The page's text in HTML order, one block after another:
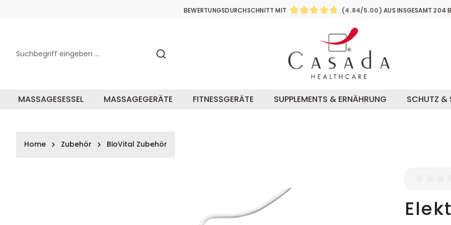
Hauptinhalt
Footer
BEWERTUNGSDURCHSCHNITT MIT (4.84/5.00) AUS INSGESAMT 204
MASSAGESESSEL MASSAGEGERÄTE FITNESSGERÄTE SUPPLEMENTS & ERNÄHRUNG SCHUTZ &
Home Zubehör BioVital Zubehör